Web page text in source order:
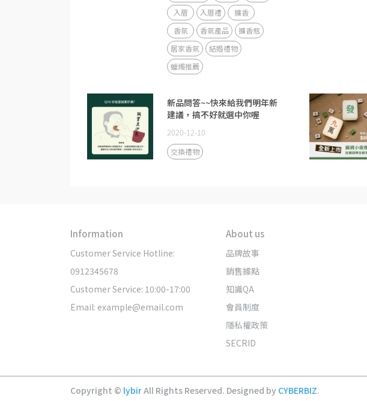
入厝
入厝禮
擴香
香氛
香氛產品
擴香瓶
居家香氛
結婚禮物
蠟燭推薦
新品問答~~快來給我們明年新
建議，搞不好就選中你喔
2020-12-10
交換禮物
Information
Customer Service Hotline:
0912345678
Customer Service: 10:00-17:00
Email: example@email.com
About us
品牌故事
銷售據點
知識QA
會員制度
隱私權政策
SECRID
Copyright © lybirAll Rights Reserved. Designed by CYBERBIZ.